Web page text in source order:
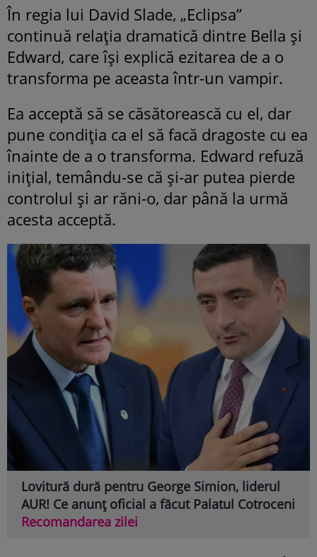
În regia lui David Slade, „Eclipsa”
continuă relaţia dramatică dintre Bella şi
Edward, care îşi explică ezitarea de a o
transforma pe aceasta într-un vampir.
Ea acceptă să se căsătorească cu el, dar
pune condiţia ca el să facă dragoste cu ea
înainte de a o transforma. Edward refuză
iniţial, temându-se că şi-ar putea pierde
controlul şi ar răni-o, dar până la urmă
acesta acceptă.
Lovitură dură pentru George Simion, liderul
AUR! Ce anunț oficial a făcut Palatul Cotroceni
Recomandarea zilei